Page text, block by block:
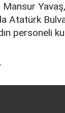
Mansur
Atatürk
personeli